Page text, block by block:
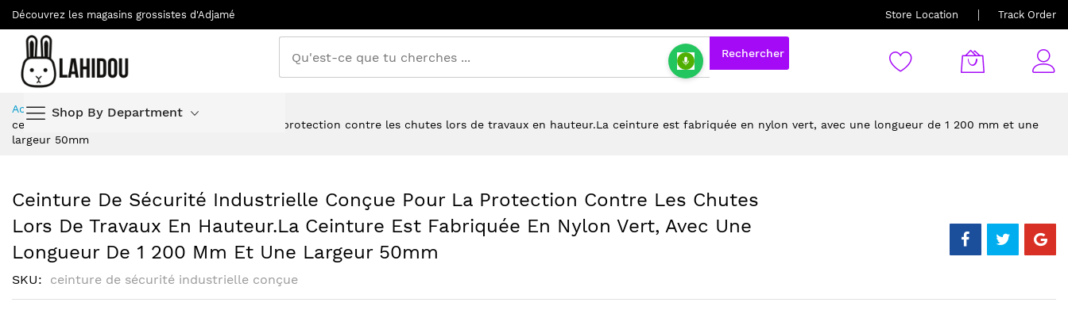
Découvrez les magasins grossistes d'Adjamé Store Location Track Order
Shop By Department
Rechercher
au
contenu
Accueil
ceinture de sécurité industrielle conçue pour la protection contre les chutes lors de travaux en hauteur.La ceinture est fabriquée en nylon vert, avec une longueur de 1 200 mm et une
largeur 50mm
Ceinture De Sécurité Industrielle Conçue Pour La Protection Contre Les Chutes
Lors De Travaux En Hauteur.La Ceinture Est Fabriquée En Nylon Vert, Avec Une
Longueur De 1 200 Mm Et Une Largeur 50mm
SKU ceinture de sécurité industrielle conçue